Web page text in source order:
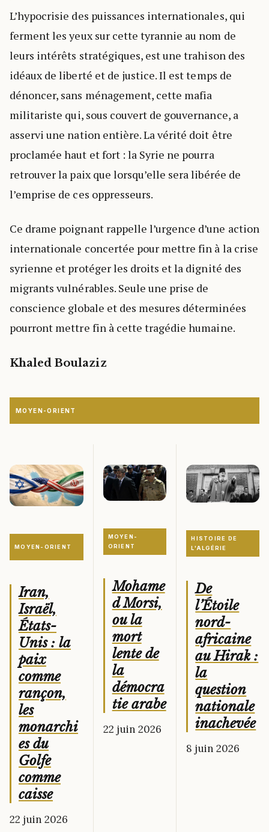
L’hypocrisie des puissances internationales, qui
ferment les yeux sur cette tyrannie au nom de
leurs intérêts stratégiques, est une trahison des
idéaux de liberté et de justice. Il est temps de
dénoncer, sans ménagement, cette mafia
militariste qui, sous couvert de gouvernance, a
asservi une nation entière. La vérité doit être
proclamée haut et fort : la Syrie ne pourra
retrouver la paix que lorsqu’elle sera libérée de
l’emprise de ces oppresseurs.
Ce drame poignant rappelle l’urgence d’une action
internationale concertée pour mettre fin à la crise
syrienne et protéger les droits et la dignité des
migrants vulnérables. Seule une prise de
conscience globale et des mesures déterminées
pourront mettre fin à cette tragédie humaine.
Khaled Boulaziz
MOYEN-ORIENT
MOYEN-ORIENT
Iran,
Israël,
États-
Unis : la
paix
comme
rançon,
les
monarchi
es du
Golfe
comme
caisse
22 juin 2026
MOYEN-
ORIENT
Mohame
d Morsi,
ou la
mort
lente de
la
démocra
tie arabe
22 juin 2026
HISTOIRE DE
L'ALGÉRIE
De
l’Étoile
nord-
africaine
au Hirak :
la
question
nationale
inachevée
8 juin 2026